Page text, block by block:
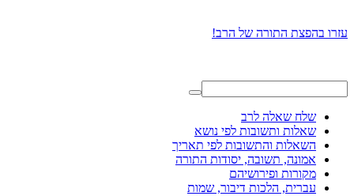
עזרו בהפצת התורה של הרב!
שלח שאלה לרב
שאלות ותשובות לפי נושא
השאלות והתשובות לפי תאריך
אמונה, תשובה, יסודות התורה
מקורות ופירושיהם
עברית, הלכות דיבור, שמות